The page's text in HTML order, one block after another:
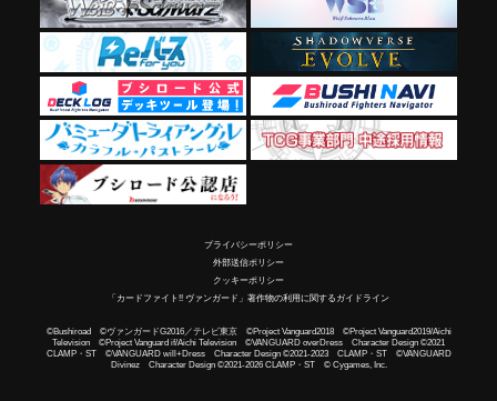
プライバシーポリシー
外部送信ポリシー
クッキーポリシー
「カードファイト!! ヴァンガード」著作物の利用に関するガイドライン
©Bushiroad ©ヴァンガードG2016／テレビ東京 ©Project Vanguard2018 ©Project Vanguard2019/Aichi
Television ©Project Vanguard if/Aichi Television ©VANGUARD overDress Character Design ©2021
CLAMP・ST ©VANGUARD will+Dress Character Design ©2021-2023 CLAMP・ST ©VANGUARD
Divinez Character Design ©2021-2026 CLAMP・ST © Cygames, Inc.